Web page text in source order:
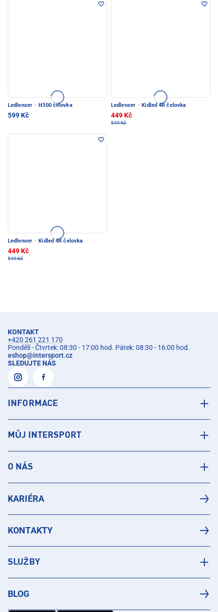
Ledlenser · H300 čelovka
599 Kč
Ledlenser · Kidled 4R čelovka
449 Kč
549 Kč
Ledlenser · Kidled 4R čelovka
449 Kč
549 Kč
KONTAKT
+420 261 221 170
Pondělí - Čtvrtek: 08:30 - 17:00 hod. Pátek: 08:30 - 16:00 hod.
eshop@intersport.cz
SLEDUJTE NÁS
INFORMACE
MŮJ INTERSPORT
O NÁS
KARIÉRA
KONTAKTY
SLUŽBY
BLOG